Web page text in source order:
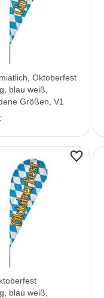
Oktoberfest
blau weiß,
Größen, V1
blau weiß,